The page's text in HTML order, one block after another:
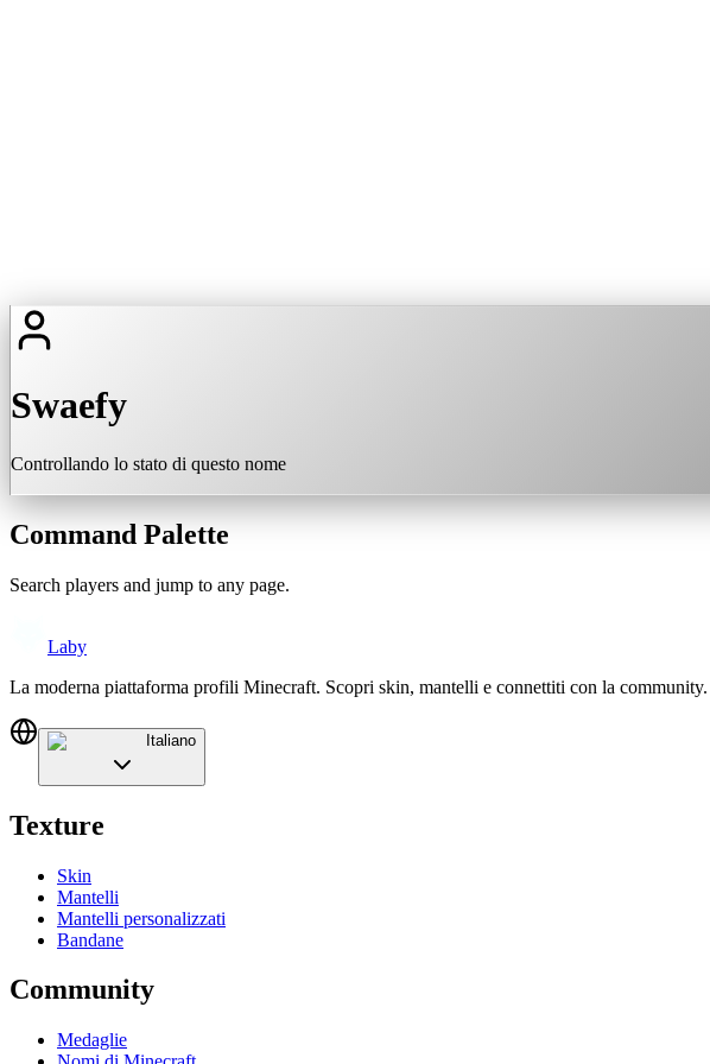
Swaefy
Controllando lo stato di questo nome
Command Palette
Search players and jump to any page.
Laby
La moderna piattaforma profili Minecraft. Scopri skin, mantelli e connettiti con la community.
Italiano
Texture
Skin
Mantelli
Mantelli personalizzati
Bandane
Community
Medaglie